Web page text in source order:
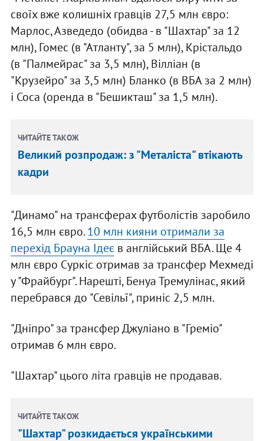
своїх вже колишніх гравців 27,5 млн євро:
Марлос, Азведедо (обидва - в "Шахтар" за 12
млн), Гомес (в "Атланту", за 5 млн), Крістальдо
(в "Палмейрас" за 3,5 млн), Вілліан (в
"Крузейро" за 3,5 млн) Бланко (в ВБА за 2 млн)
і Соса (оренда в "Бешикташ" за 1,5 млн).
ЧИТАЙТЕ ТАКОЖ
Великий розпродаж: з "Металіста" втікають
кадри
"Динамо" на трансферах футболістів заробило
16,5 млн євро.10 млн кияни отримали за
перехід Брауна Ідеєв англійський ВБА. Ще 4
млн євро Суркіс отримав за трансфер Мехмеді
у "Фрайбург". Нарешті, Бенуа Тремулінас, який
перебрався до "Севільї", приніс 2,5 млн.
"Дніпро" за трансфер Джуліано в "Греміо"
отримав 6 млн євро.
"Шахтар" цього літа гравців не продавав.
ЧИТАЙТЕ ТАКОЖ
"Шахтар" розкидається українськими